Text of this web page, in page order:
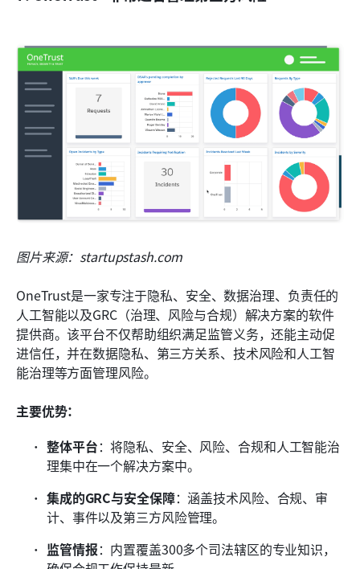
图片来源：startupstash.com
OneTrust是一家专注于隐私、安全、数据治理、负责任的
人工智能以及GRC（治理、风险与合规）解决方案的软件
提供商。该平台不仅帮助组织满足监管义务，还能主动促
进信任，并在数据隐私、第三方关系、技术风险和人工智
能治理等方面管理风险。
主要优势：
整体平台：将隐私、安全、风险、合规和人工智能治
理集中在一个解决方案中。
集成的GRC与安全保障：涵盖技术风险、合规、审
计、事件以及第三方风险管理。
监管情报：内置覆盖300多个司法辖区的专业知识，